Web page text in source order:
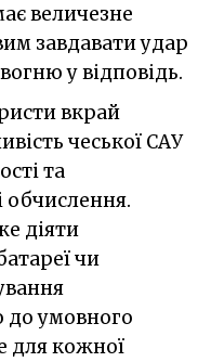
величезне
завдавати удар
у відповідь.
вкрай
чеської САУ
та
обчислення.
діяти
чи
до умовного
для кожної